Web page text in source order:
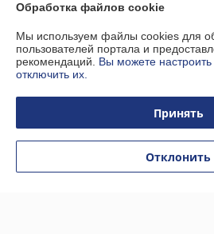
Отлично
Закупка товара оставила приятное
профессионализм
Обработка файлов cookie
Мы используем файлы cookies для
пользователей портала и
рекомендаций. Вы можете
отключить их.
Принять
Отклонить